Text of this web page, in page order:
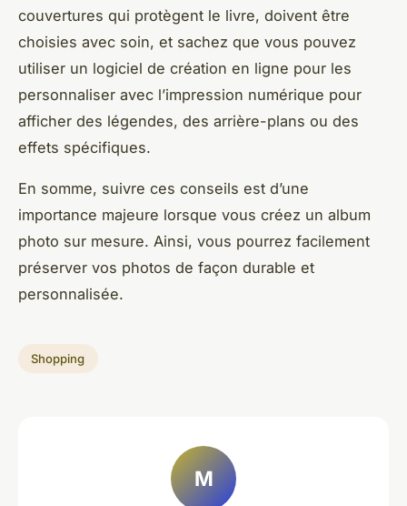
couvertures qui protègent le livre, doivent être
choisies avec soin, et sachez que vous pouvez
utiliser un logiciel de création en ligne pour les
personnaliser avec l’impression numérique pour
afficher des légendes, des arrière-plans ou des
effets spécifiques.
En somme, suivre ces conseils est d’une
importance majeure lorsque vous créez un album
photo sur mesure. Ainsi, vous pourrez facilement
préserver vos photos de façon durable et
personnalisée.
Shopping
M